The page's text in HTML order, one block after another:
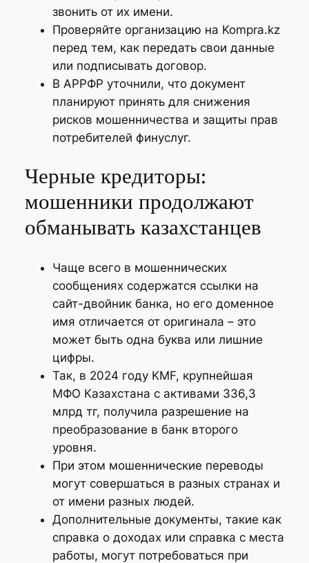
звонить от их имени.
Проверяйте организацию на Kompra.kz
перед тем, как передать свои данные
или подписывать договор.
В АРРФР уточнили, что документ
планируют принять для снижения
рисков мошенничества и защиты прав
потребителей финуслуг.
Черные кредиторы:
мошенники продолжают
обманывать казахстанцев
Чаще всего в мошеннических
сообщениях содержатся ссылки на
сайт-двойник банка, но его доменное
имя отличается от оригинала – это
может быть одна буква или лишние
цифры.
Так, в 2024 году KMF, крупнейшая
МФО Казахстана с активами 336,3
млрд тг, получила разрешение на
преобразование в банк второго
уровня.
При этом мошеннические переводы
могут совершаться в разных странах и
от имени разных людей.
Дополнительные документы, такие как
справка о доходах или справка с места
работы, могут потребоваться при